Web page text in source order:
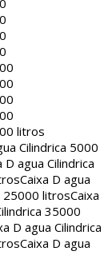
litros
Cilindrica 5000
D agua Cilindrica
Caixa D agua
25000 litrosCaixa
35000
D agua Cilindrica
Caixa D agua